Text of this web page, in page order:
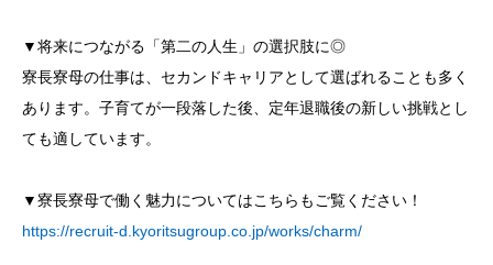
▼将来につながる「第二の人生」の選択肢に◎
寮長寮母の仕事は、セカンドキャリアとして選ばれることも多く
あります。子育てが一段落した後、定年退職後の新しい挑戦とし
ても適しています。
▼寮長寮母で働く魅力についてはこちらもご覧ください！
https://recruit-d.kyoritsugroup.co.jp/works/charm/